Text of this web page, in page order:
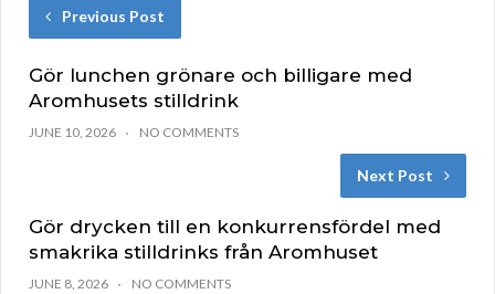
Previous Post
Gör lunchen grönare och billigare med
Aromhusets stilldrink
JUNE 10, 2026 NO COMMENTS
Next Post
Gör drycken till en konkurrensfördel med
smakrika stilldrinks från Aromhuset
JUNE 8, 2026 NO COMMENTS